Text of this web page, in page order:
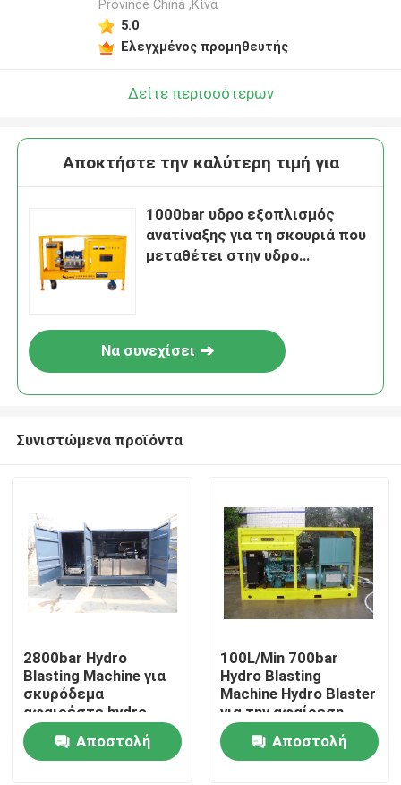
Σπίτι
Προϊόντα
Province China ,Κίνα
5.0
Ελεγχμένος προμηθευτής
Δείτε περισσότερων
Αποκτήστε την καλύτερη τιμή για
1000bar υδρο εξοπλισμός
ανατίναξης για τη σκουριά που
μεταθέτει στην υδρο
Να συνεχίσει
Συνιστώμενα προϊόντα
2800bar Hydro
Blasting Machine για
σκυρόδεμα
αφαιρέστε hydro
blaster 700HP
Αποστολή
100L/Min 700bar
Hydro Blasting
Machine Hydro Blaster
για την αφαίρεση
σημάτων δρόμου
Αποστολή